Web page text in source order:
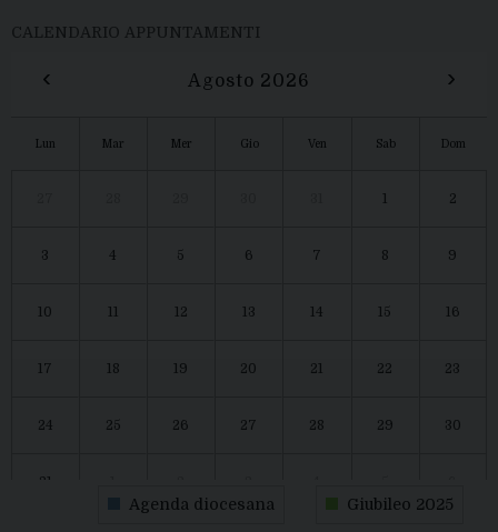
CALENDARIO APPUNTAMENTI
‹ Agosto 2026 ›
Lun Mar Mer Gio Ven Sab Dom
1 2
3 4 5 6 7 8 9
10 11 12 13 14 15 16
17 18 19 20 21 22 23
24 25 26 27 28 29 30
31
Agenda diocesana Giubileo 2025